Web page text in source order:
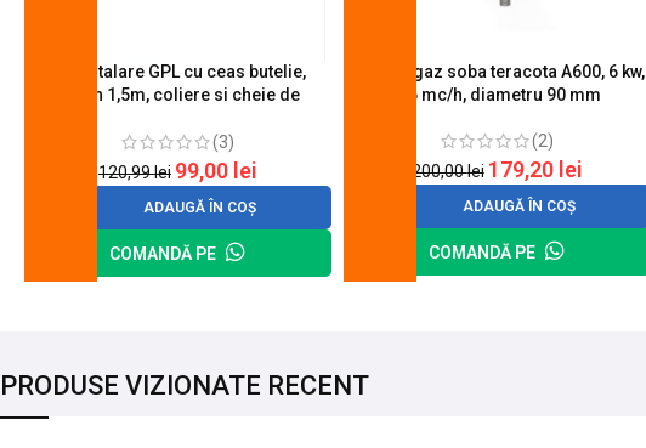
Kit instalare GPL cu ceas butelie,
furtun 1,5m, coliere si cheie de
(3)
120,99lei 99,00 lei
ADAUGĂ ÎN COȘ
COMANDĂ PE
Arzator gaz soba teracota A600, 6 kw,
0.6 mc/h, diametru 90 mm
(2)
200,00lei 179,20 lei
ADAUGĂ ÎN COȘ
COMANDĂ PE
PRODUSE VIZIONATE RECENT